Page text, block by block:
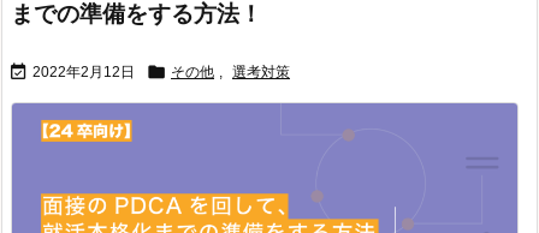
までの準備をする方法！
 2022年2月12日  その他 , 選考対策